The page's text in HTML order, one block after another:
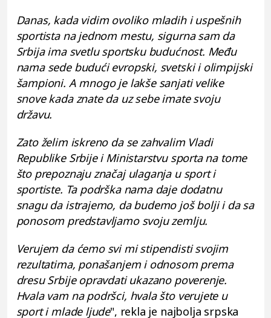
Danas, kada vidim ovoliko mladih i uspešnih
sportista na jednom mestu, sigurna sam da
Srbija ima svetlu sportsku budućnost. Među
nama sede budući evropski, svetski i olimpijski
šampioni. A mnogo je lakše sanjati velike
snove kada znate da uz sebe imate svoju
državu.
Zato želim iskreno da se zahvalim Vladi
Republike Srbije i Ministarstvu sporta na tome
što prepoznaju značaj ulaganja u sport i
sportiste. Ta podrška nama daje dodatnu
snagu da istrajemo, da budemo još bolji i da sa
ponosom predstavljamo svoju zemlju.
Verujem da ćemo svi mi stipendisti svojim
rezultatima, ponašanjem i odnosom prema
dresu Srbije opravdati ukazano poverenje.
Hvala vam na podršci, hvala što verujete u
sport i mlade ljude", rekla je najbolja srpska